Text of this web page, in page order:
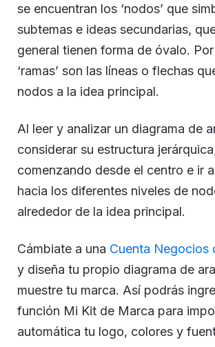
se encuentran los ‘nodos’ que
subtemas e ideas secundarias,
general tienen forma de óvalo.
‘ramas’ son las líneas o flechas
nodos a la idea principal.
Al leer y analizar un diagrama de
considerar su estructura
comenzando desde el centro e ir
hacia los diferentes niveles de
alrededor de la idea principal.
Cámbiate a una Cuenta Negocios
y diseña tu propio diagrama de
muestre tu marca. Así podrás
función Mi Kit de Marca para
automática tu logo, colores y